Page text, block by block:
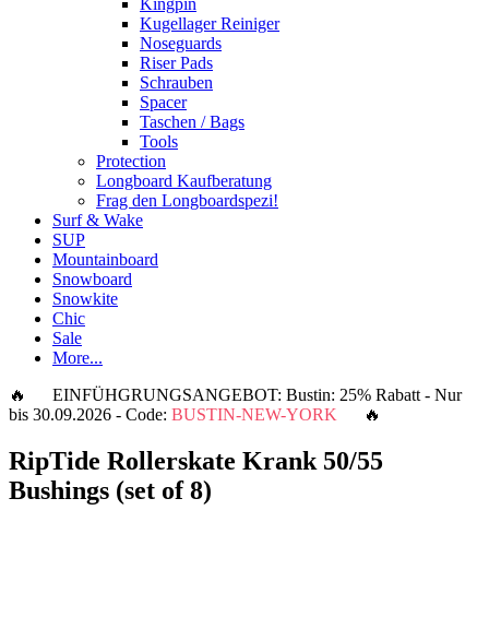
Kingpin
Kugellager Reiniger
Noseguards
Riser Pads
Schrauben
Spacer
Taschen / Bags
Tools
Protection
Longboard Kaufberatung
Frag den Longboardspezi!
Surf & Wake
SUP
Mountainboard
Snowboard
Snowkite
Chic
Sale
More...
🔥 EINFÜHGRUNGSANGEBOT: Bustin: 25% Rabatt - Nur
bis 30.09.2026 - Code: BUSTIN-NEW-YORK 🔥
RipTide Rollerskate Krank 50/55
Bushings (set of 8)